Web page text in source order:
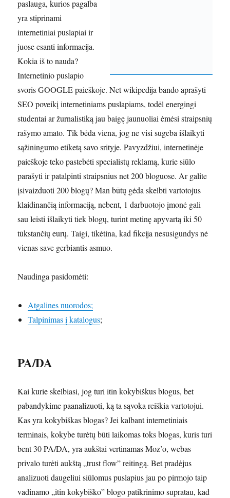
paslauga, kurios pagalba
yra stiprinami
internetiniai puslapiai ir
juose esanti informacija.
Kokia iš to nauda?
Internetinio puslapio
svoris GOOGLE paieškoje. Net wikipedija bando aprašyti
SEO poveikį internetiniams puslapiams, todėl energingi
studentai ar žurnalistiką jau baigę jaunuoliai ėmėsi straipsnių
rašymo amato. Tik bėda viena, jog ne visi sugeba išlaikyti
sąžiningumo etiketą savo srityje. Pavyzdžiui, internetinėje
paieškoje teko pastebėti specialistų reklamą, kurie siūlo
parašyti ir patalpinti straipsnius net 200 bloguose. Ar galite
įsivaizduoti 200 blogų? Man būtų gėda skelbti vartotojus
klaidinančią informaciją, nebent, 1 darbuotojo įmonė gali
sau leisti išlaikyti tiek blogų, turint metinę apyvartą iki 50
tūkstančių eurų. Taigi, tikėtina, kad fikcija nesusigundys nė
vienas save gerbiantis asmuo.
Naudinga pasidomėti:
Atgalines nuorodos;
Talpinimas į katalogus;
PA/DA
Kai kurie skelbiasi, jog turi itin kokybiškus blogus, bet
pabandykime paanalizuoti, ką ta sąvoka reiškia vartotojui.
Kas yra kokybiškas blogas? Jei kalbant internetiniais
terminais, kokybe turėtų būti laikomas toks blogas, kuris turi
bent 30 PA/DA, yra aukštai vertinamas Moz’o, webas
privalo turėti aukštą „trust flow” reitingą. Bet pradėjus
analizuoti daugeliui siūlomus puslapius jau po pirmojo taip
vadinamo „itin kokybiško” blogo patikrinimo supratau, kad